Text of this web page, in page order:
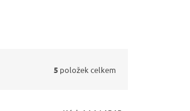
5 položek celkem